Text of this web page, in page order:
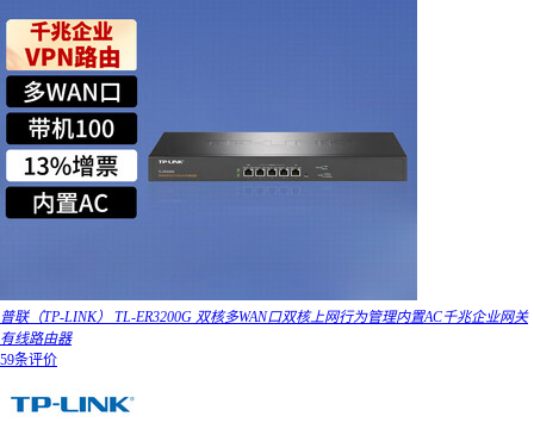
普联（TP-LINK） TL-ER3200G 双核多WAN口双核上网行为管理内置AC千兆企业网关
有线路由器
59条评价